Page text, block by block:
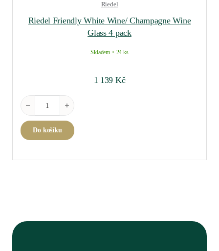
Riedel
Riedel Friendly White Wine/ Champagne Wine
Glass 4 pack
Skladem > 24 ks
1 139 Kč
Riedel Friendly White Wine/ Champagne Wine Glass 4 pack
Do košíku